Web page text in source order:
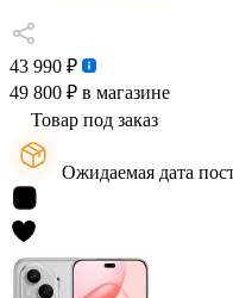
43 990 ₽
49 800 ₽ в магазине
Товар под заказ
Ожидаемая дата